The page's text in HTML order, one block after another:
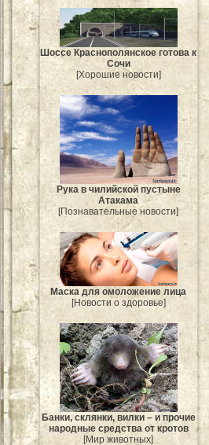
Шоссе Краснополянское готова к
Сочи
[Хорошие новости]
Рука в чилийской пустыне
Атакама
[Познавательные новости]
Маска для омоложение лица
[Новости о здоровье]
Банки, склянки, вилки – и прочие
народные средства от кротов
[Мир животных]